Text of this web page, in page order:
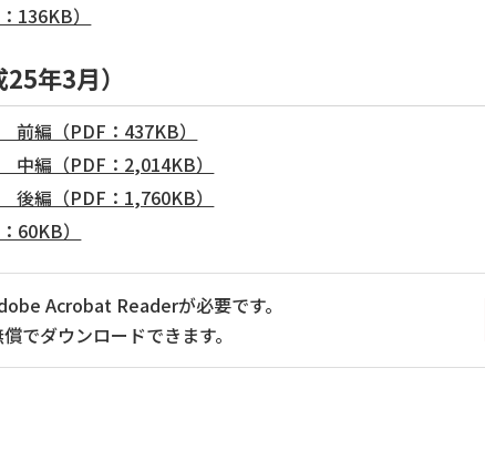
136KB）
年3月）
編（PDF：437KB）
編（PDF：2,014KB）
編（PDF：1,760KB）
60KB）
Acrobat Readerが必要です。
でダウンロードできます。